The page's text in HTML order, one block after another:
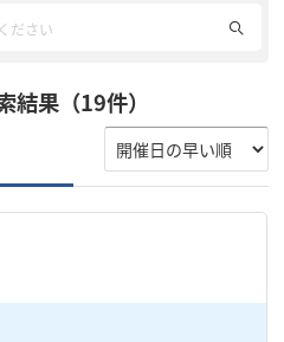
結果（19件）